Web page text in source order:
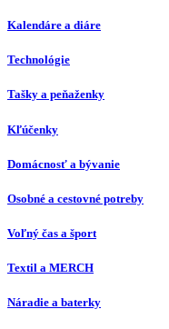
Kalendáre a diáre
Technológie
Tašky a peňaženky
Kľúčenky
Domácnosť a bývanie
Osobné a cestovné potreby
Voľný čas a šport
Textil a MERCH
Náradie a baterky